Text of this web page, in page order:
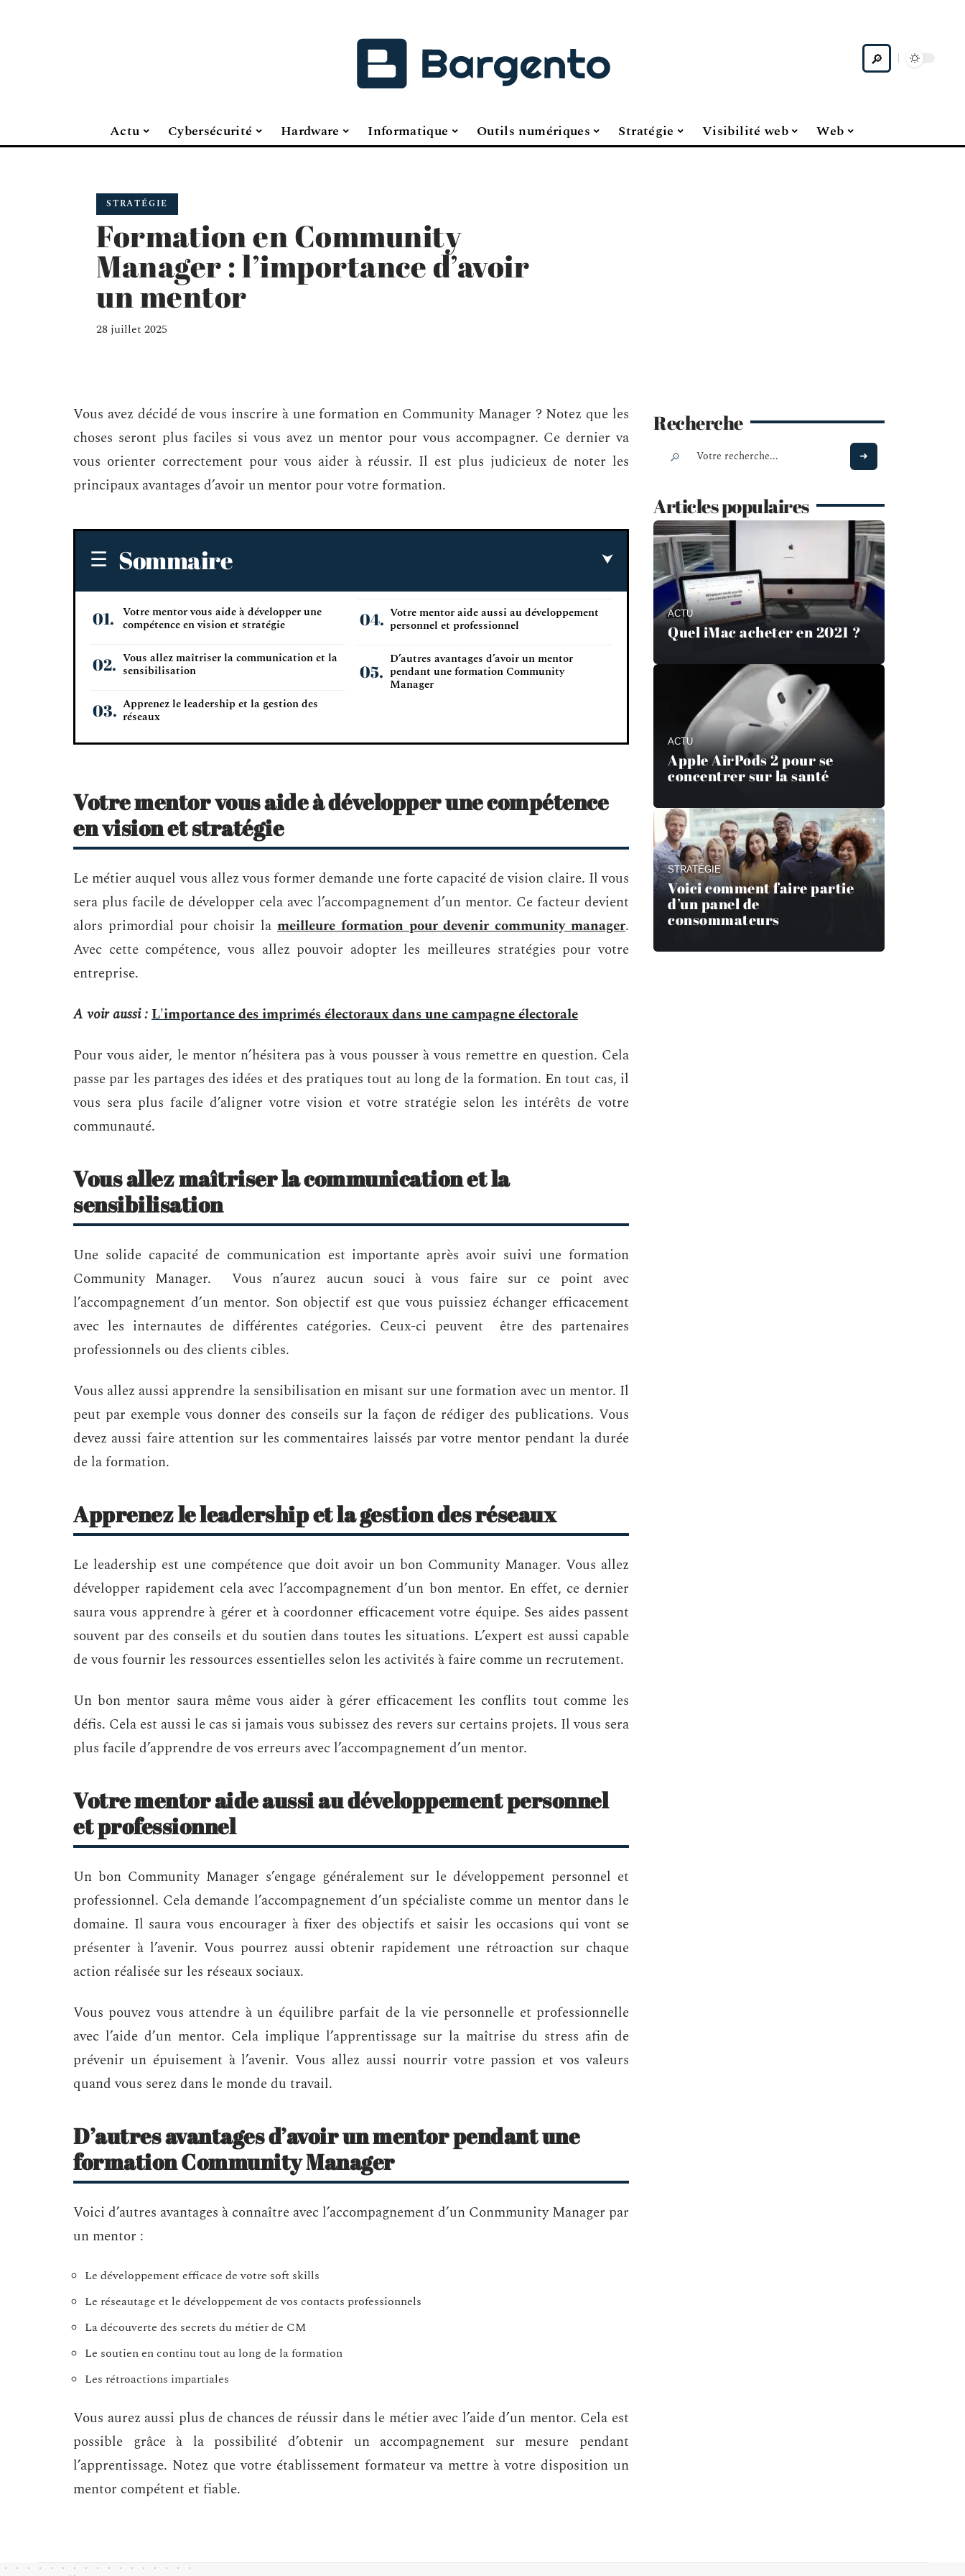
Actu Cybersécurité Hardware Informatique Outils numériques Stratégie Visibilité web Web
STRATÉGIE
Formation en Community
Manager : l’importance d’avoir
un mentor
28 juillet 2025
Vous avez décidé de vous inscrire à une formation en Community Manager ? Notez que les
choses seront plus faciles si vous avez un mentor pour vous accompagner. Ce dernier va
vous orienter correctement pour vous aider à réussir. Il est plus judicieux de noter les
principaux avantages d’avoir un mentor pour votre formation.
Sommaire
Votre mentor vous aide à développer une
compétence en vision et stratégie
Vous allez maîtriser la communication et la
sensibilisation
Apprenez le leadership et la gestion des
réseaux
Votre mentor aide aussi au développement
personnel et professionnel
D’autres avantages d’avoir un mentor
pendant une formation Community
Manager
Votre mentor vous aide à développer une compétence
en vision et stratégie
Le métier auquel vous allez vous former demande une forte capacité de vision claire. Il vous
sera plus facile de développer cela avec l’accompagnement d’un mentor. Ce facteur devient
alors primordial pour choisir la meilleure formation pour devenir community manager.
Avec cette compétence, vous allez pouvoir adopter les meilleures stratégies pour votre
entreprise.
A voir aussi :L'importance des imprimés électoraux dans une campagne électorale
Pour vous aider, le mentor n’hésitera pas à vous pousser à vous remettre en question. Cela
passe par les partages des idées et des pratiques tout au long de la formation. En tout cas, il
vous sera plus facile d’aligner votre vision et votre stratégie selon les intérêts de votre
communauté.
Vous allez maîtriser la communication et la
sensibilisation
Une solide capacité de communication est importante après avoir suivi une formation
Community Manager. Vous n’aurez aucun souci à vous faire sur ce point avec
l’accompagnement d’un mentor. Son objectif est que vous puissiez échanger efficacement
avec les internautes de différentes catégories. Ceux-ci peuvent être des partenaires
professionnels ou des clients cibles.
Vous allez aussi apprendre la sensibilisation en misant sur une formation avec un mentor. Il
peut par exemple vous donner des conseils sur la façon de rédiger des publications. Vous
devez aussi faire attention sur les commentaires laissés par votre mentor pendant la durée
de la formation.
Apprenez le leadership et la gestion des réseaux
Le leadership est une compétence que doit avoir un bon Community Manager. Vous allez
développer rapidement cela avec l’accompagnement d’un bon mentor. En effet, ce dernier
saura vous apprendre à gérer et à coordonner efficacement votre équipe. Ses aides passent
souvent par des conseils et du soutien dans toutes les situations. L’expert est aussi capable
de vous fournir les ressources essentielles selon les activités à faire comme un recrutement.
Un bon mentor saura même vous aider à gérer efficacement les conflits tout comme les
défis. Cela est aussi le cas si jamais vous subissez des revers sur certains projets. Il vous sera
plus facile d’apprendre de vos erreurs avec l’accompagnement d’un mentor.
Votre mentor aide aussi au développement personnel
et professionnel
Un bon Community Manager s’engage généralement sur le développement personnel et
professionnel. Cela demande l’accompagnement d’un spécialiste comme un mentor dans le
domaine. Il saura vous encourager à fixer des objectifs et saisir les occasions qui vont se
présenter à l’avenir. Vous pourrez aussi obtenir rapidement une rétroaction sur chaque
action réalisée sur les réseaux sociaux.
Vous pouvez vous attendre à un équilibre parfait de la vie personnelle et professionnelle
avec l’aide d’un mentor. Cela implique l’apprentissage sur la maîtrise du stress afin de
prévenir un épuisement à l’avenir. Vous allez aussi nourrir votre passion et vos valeurs
quand vous serez dans le monde du travail.
D’autres avantages d’avoir un mentor pendant une
formation Community Manager
Voici d’autres avantages à connaître avec l’accompagnement d’un Conmmunity Manager par
un mentor :
Le développement efficace de votre soft skills
Le réseautage et le développement de vos contacts professionnels
La découverte des secrets du métier de CM
Le soutien en continu tout au long de la formation
Les rétroactions impartiales
Vous aurez aussi plus de chances de réussir dans le métier avec l’aide d’un mentor. Cela est
possible grâce à la possibilité d’obtenir un accompagnement sur mesure pendant
l’apprentissage. Notez que votre établissement formateur va mettre à votre disposition un
mentor compétent et fiable.
Recherche
Articles populaires
ACTU
Quel iMac acheter en 2021 ?
ACTU
Apple AirPods 2 pour se
concentrer sur la santé
STRATÉGIE
Voici comment faire partie
d’un panel de
consommateurs